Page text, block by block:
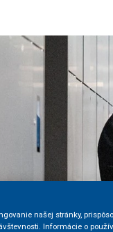
našej stránky,
Informácie o